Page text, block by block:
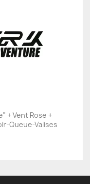
+ Vent Rose +
Queue-Valises